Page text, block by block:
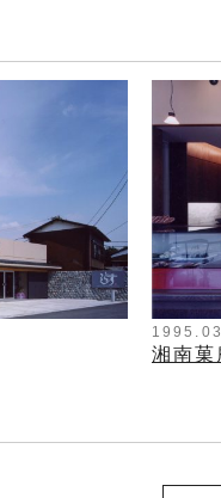
1995.03
湘南菓